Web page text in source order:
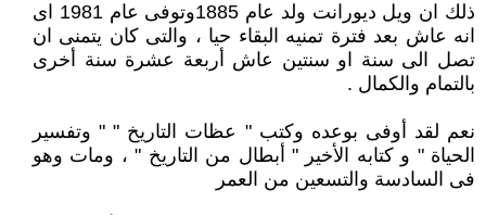
ذلك ان ويل ديورانت ولد عام 1885وتوفى عام 1981 اى
انه عاش بعد فترة تمنيه البقاء حيا ، والتى كان يتمنى ان
تصل الى سنة او سنتين عاش أربعة عشرة سنة أخرى
بالتمام والكمال .
نعم لقد أوفى بوعده وكتب " عظات التاريخ " " وتفسير
الحياة " و كتابه الأخير " أبطال من التاريخ " ، ومات وهو
فى السادسة والتسعين من العمر